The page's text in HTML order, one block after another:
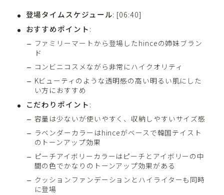
登場タイムスケジュール: [06:40]
おすすめポイント:
ファミリーマートから登場したhinceの姉妹ブラン
ド
コンビニコスメながら非常にハイクオリティ
Kビューティのような透明感の高い明るい肌にした
い方におすすめ
こだわりポイント:
容量は少ないが使いやすく、収納しやすいサイズ感
ラベンダーカラーはhinceがベースで韓国テイスト
のトーンアップ効果
ピーチアイボリーカラーはピーチとアイボリーの中
間の色でかなりのトーンアップ効果がある
クッションファンデーションとハイライターも同時
に登場